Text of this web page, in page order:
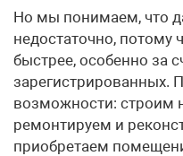
Но мы понимаем, что
недостаточно, потому
быстрее, особенно за
зарегистрированных.
возможности: строим
ремонтируем и
приобретаем